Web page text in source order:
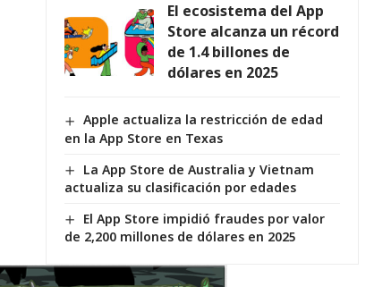
El ecosistema del App
Store alcanza un récord
de 1.4 billones de
dólares en 2025
Apple actualiza la restricción de edad
en la App Store en Texas
La App Store de Australia y Vietnam
actualiza su clasificación por edades
El App Store impidió fraudes por valor
de 2,200 millones de dólares en 2025